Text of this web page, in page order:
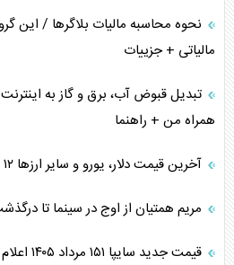
نحوه محاسبه مالیات بلاگر‌ها / این
مالیاتی + جزییات
تبدیل قبوض آب، برق و گاز به
همراه من + راهنما
آخرین قیمت دلار، یورو و سایر ارز‌ها ۱۲ مرداد ۱۴۰۵ / جدول
مریم همتیان از اوج در سینما تا
قیمت